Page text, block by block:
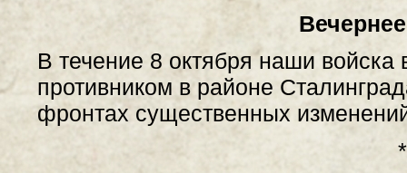
В течение 8 октября наши
противником в районе
фронтах существенных